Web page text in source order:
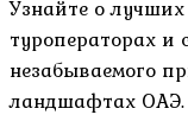
Узнайте о
туроператорах и
незабываемого
ландшафтах ОАЭ.